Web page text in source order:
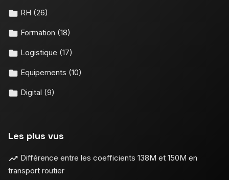
RH (26)
Formation (18)
Logistique (17)
Equipements (10)
Digital (9)
Les plus vus
Différence entre les coefficients 138M et 150M en
transport routier